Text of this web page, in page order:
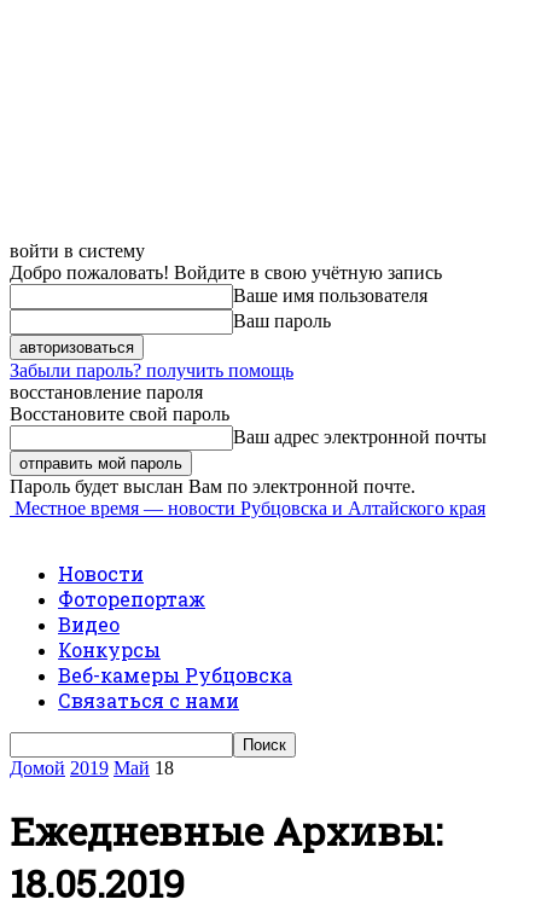
войти в систему
Добро пожаловать! Войдите в свою учётную запись
Ваше имя пользователя
Ваш пароль
Забыли пароль? получить помощь
восстановление пароля
Восстановите свой пароль
Ваш адрес электронной почты
Пароль будет выслан Вам по электронной почте.
Местное время — новости Рубцовска и Алтайского края
Новости
Фоторепортаж
Видео
Конкурсы
Веб-камеры Рубцовска
Связаться с нами
Домой 2019 Май 18
Ежедневные Архивы:
18.05.2019